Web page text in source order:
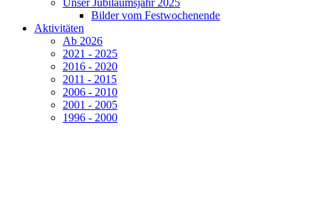
Bilder vom Festwochenende
Aktivitäten
Ab 2026
2021 - 2025
2016 - 2020
2011 - 2015
2006 - 2010
2001 - 2005
1996 - 2000